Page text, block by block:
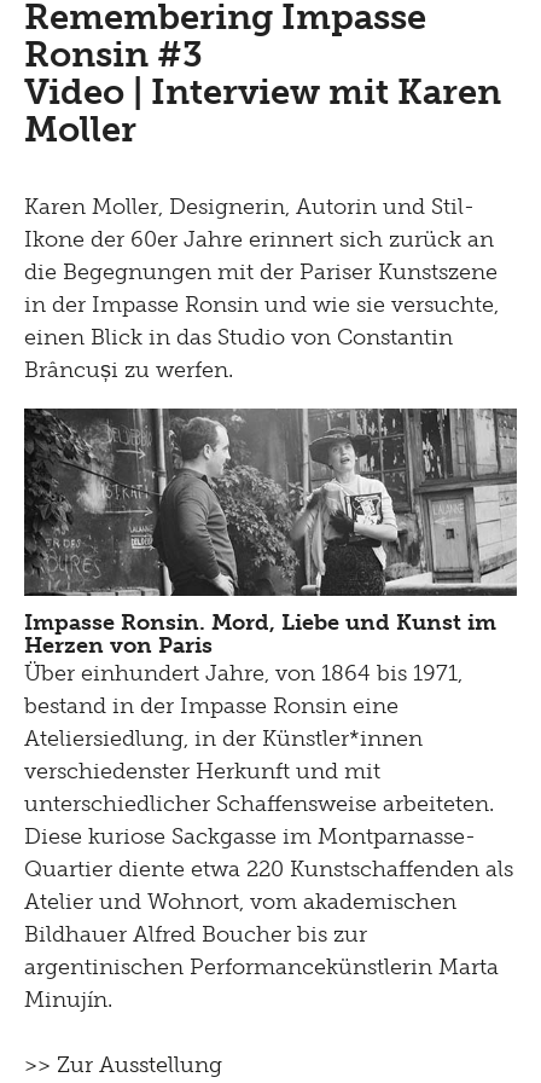
Picknick
Brunch
Kontakt
Remembering Impasse
Ronsin #3
Video | Interview mit Karen
Moller
Karen Moller, Designerin, Autorin und Stil-
Ikone der 60er Jahre erinnert sich zurück an
die Begegnungen mit der Pariser Kunstszene
in der Impasse Ronsin und wie sie versuchte,
einen Blick in das Studio von Constantin
Brâncuși zu werfen.
Impasse Ronsin. Mord, Liebe und Kunst im
Herzen von Paris
Über einhundert Jahre, von 1864 bis 1971,
bestand in der Impasse Ronsin eine
Ateliersiedlung, in der Künstler*innen
verschiedenster Herkunft und mit
unterschiedlicher Schaffensweise arbeiteten.
Diese kuriose Sackgasse im Montparnasse-
Quartier diente etwa 220 Kunstschaffenden als
Atelier und Wohnort, vom akademischen
Bildhauer Alfred Boucher bis zur
argentinischen Performancekünstlerin Marta
Minujín.
>> Zur Ausstellung